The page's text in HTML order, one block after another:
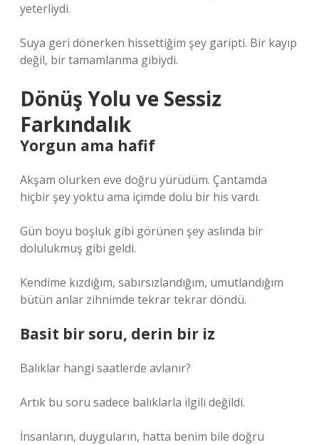
yeterliydi.
Suya geri dönerken hissettiğim şey garipti. Bir kayıp
değil, bir tamamlanma gibiydi.
Dönüş Yolu ve Sessiz
Farkındalık
Yorgun ama hafif
Akşam olurken eve doğru yürüdüm. Çantamda
hiçbir şey yoktu ama içimde dolu bir his vardı.
Gün boyu boşluk gibi görünen şey aslında bir
dolulukmuş gibi geldi.
Kendime kızdığım, sabırsızlandığım, umutlandığım
bütün anlar zihnimde tekrar tekrar döndü.
Basit bir soru, derin bir iz
Balıklar hangi saatlerde avlanır?
Artık bu soru sadece balıklarla ilgili değildi.
İnsanların, duyguların, hatta benim bile doğru